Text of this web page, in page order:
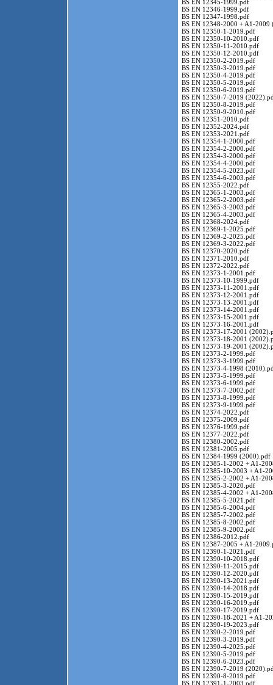
BS EN 12345-1999.pdf
BS EN 12346-1999.pdf
BS EN 12347-1998.pdf
BS EN 12348-2000 + A1-2009
BS EN 12350-1-2019.pdf
BS EN 12350-10-2010.pdf
BS EN 12350-11-2010.pdf
BS EN 12350-12-2010.pdf
BS EN 12350-2-2019.pdf
BS EN 12350-3-2019.pdf
BS EN 12350-4-2019.pdf
BS EN 12350-5-2019.pdf
BS EN 12350-6-2019.pdf
BS EN 12350-7-2019
BS EN 12350-8-2019.pdf
BS EN 12350-9-2010.pdf
BS EN 12351-2010.pdf
BS EN 12352-2024.pdf
BS EN 12353-2021.pdf
BS EN 12354-1-2000.pdf
BS EN 12354-2-2000.pdf
BS EN 12354-3-2000.pdf
BS EN 12354-4-2000.pdf
BS EN 12354-5-2023.pdf
BS EN 12354-6-2003.pdf
BS EN 12355-2022.pdf
BS EN 12365-1-2003.pdf
BS EN 12365-2-2003.pdf
BS EN 12365-3-2003.pdf
BS EN 12365-4-2003.pdf
BS EN 12368-2024.pdf
BS EN 12369-1-2025.pdf
BS EN 12369-2-2025.pdf
BS EN 12369-3-2022.pdf
BS EN 12370-2020.pdf
BS EN 12371-2010.pdf
BS EN 12372-2022.pdf
BS EN 12373-1-2001.pdf
BS EN 12373-10-1999.pdf
BS EN 12373-11-2001.pdf
BS EN 12373-12-2001.pdf
BS EN 12373-13-2001.pdf
BS EN 12373-14-2001.pdf
BS EN 12373-15-2001.pdf
BS EN 12373-16-2001.pdf
BS EN 12373-17-2001
BS EN 12373-18-2001
BS EN 12373-19-2001
BS EN 12373-2-1999.pdf
BS EN 12373-3-1999.pdf
BS EN 12373-4-1998
BS EN 12373-5-1999.pdf
BS EN 12373-6-1999.pdf
BS EN 12373-7-2002.pdf
BS EN 12373-8-1999.pdf
BS EN 12373-9-1999.pdf
BS EN 12374-2022.pdf
BS EN 12375-2009.pdf
BS EN 12376-1999.pdf
BS EN 12377-2022.pdf
BS EN 12380-2002.pdf
BS EN 12381-2005.pdf
BS EN 12384-1999 (2000).pdf
BS EN 12385-1-2002 + A1-
BS EN 12385-10-2003 + A1-
BS EN 12385-2-2002 + A1-
BS EN 12385-3-2020.pdf
BS EN 12385-4-2002 + A1-
BS EN 12385-5-2021.pdf
BS EN 12385-6-2004.pdf
BS EN 12385-7-2002.pdf
BS EN 12385-8-2002.pdf
BS EN 12385-9-2002.pdf
BS EN 12386-2012.pdf
BS EN 12387-2005 + A1-
BS EN 12390-1-2021.pdf
BS EN 12390-10-2018.pdf
BS EN 12390-11-2015.pdf
BS EN 12390-12-2020.pdf
BS EN 12390-13-2021.pdf
BS EN 12390-14-2018.pdf
BS EN 12390-15-2019.pdf
BS EN 12390-16-2019.pdf
BS EN 12390-17-2019.pdf
BS EN 12390-18-2021 + A1-
BS EN 12390-19-2023.pdf
BS EN 12390-2-2019.pdf
BS EN 12390-3-2019.pdf
BS EN 12390-4-2025.pdf
BS EN 12390-5-2019.pdf
BS EN 12390-6-2023.pdf
BS EN 12390-7-2019
BS EN 12390-8-2019.pdf
BS EN 12391-1-2003.pdf